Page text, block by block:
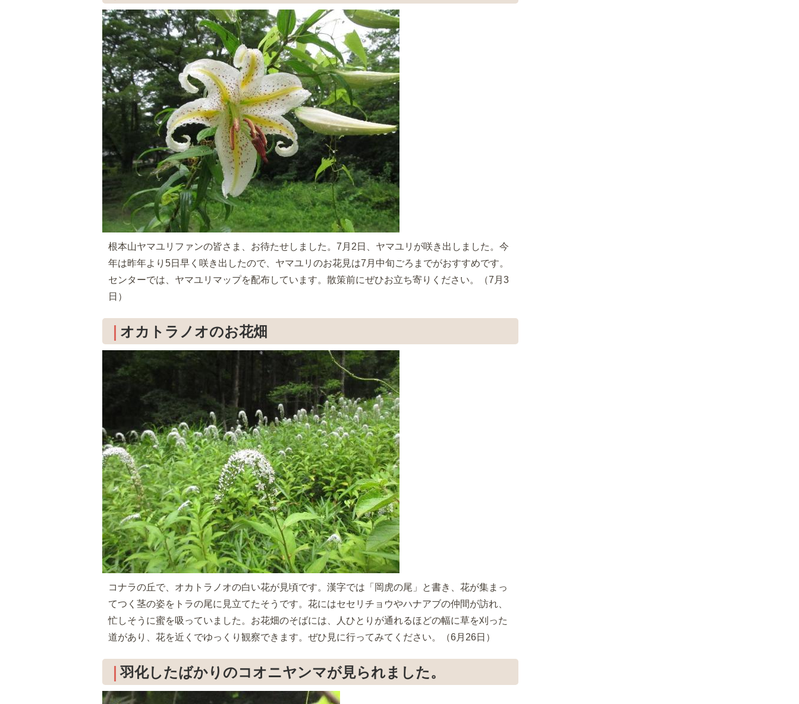
根本山ヤマユリファンの皆さま、お待たせしました。7月2日、ヤマユリが咲き出しました。今
年は昨年より5日早く咲き出したので、ヤマユリのお花見は7月中旬ごろまでがおすすめです。
センターでは、ヤマユリマップを配布しています。散策前にぜひお立ち寄りください。（7月3
日）
オカトラノオのお花畑
コナラの丘で、オカトラノオの白い花が見頃です。漢字では「岡虎の尾」と書き、花が集まっ
てつく茎の姿をトラの尾に見立てたそうです。花にはセセリチョウやハナアブの仲間が訪れ、
忙しそうに蜜を吸っていました。お花畑のそばには、人ひとりが通れるほどの幅に草を刈った
道があり、花を近くでゆっくり観察できます。ぜひ見に行ってみてください。（6月26日）
羽化したばかりのコオニヤンマが見られました。